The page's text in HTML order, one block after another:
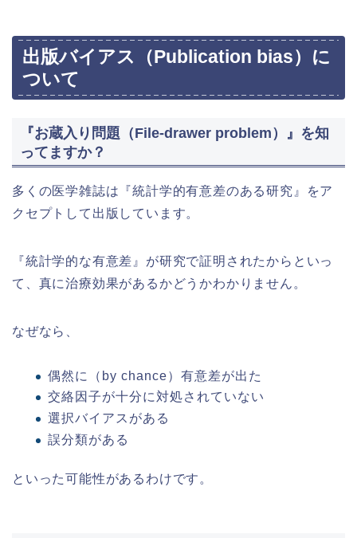
出版バイアス（Publication bias）に
ついて
『お蔵入り問題（File-drawer problem）』を知
ってますか？
多くの医学雑誌は『統計学的有意差のある研究』をア
クセプトして出版しています。
『統計学的な有意差』が研究で証明されたからといっ
て、真に治療効果があるかどうかわかりません。
なぜなら、
偶然に（by chance）有意差が出た
交絡因子が十分に対処されていない
選択バイアスがある
誤分類がある
といった可能性があるわけです。